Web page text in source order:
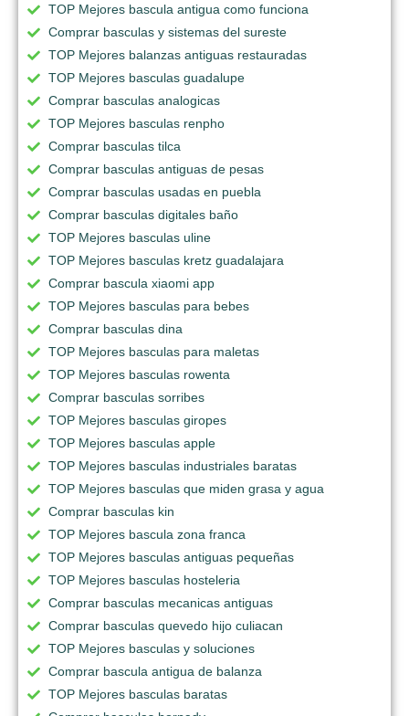
TOP Mejores bascula antigua como funciona
Comprar basculas y sistemas del sureste
TOP Mejores balanzas antiguas restauradas
TOP Mejores basculas guadalupe
Comprar basculas analogicas
TOP Mejores basculas renpho
Comprar basculas tilca
Comprar basculas antiguas de pesas
Comprar basculas usadas en puebla
Comprar basculas digitales baño
TOP Mejores basculas uline
TOP Mejores basculas kretz guadalajara
Comprar bascula xiaomi app
TOP Mejores basculas para bebes
Comprar basculas dina
TOP Mejores basculas para maletas
TOP Mejores basculas rowenta
Comprar basculas sorribes
TOP Mejores basculas giropes
TOP Mejores basculas apple
TOP Mejores basculas industriales baratas
TOP Mejores basculas que miden grasa y agua
Comprar basculas kin
TOP Mejores bascula zona franca
TOP Mejores basculas antiguas pequeñas
TOP Mejores basculas hosteleria
Comprar basculas mecanicas antiguas
Comprar basculas quevedo hijo culiacan
TOP Mejores basculas y soluciones
Comprar bascula antigua de balanza
TOP Mejores basculas baratas